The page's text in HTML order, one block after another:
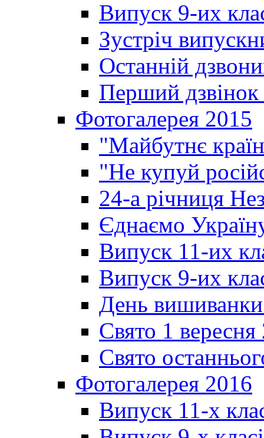
Випуск 9-их
Зустріч
Останній
Перший
Фотогалерея 2015
"Майбутнє
"Не купуй
24-а річниця
Єднаємо
Випуск 11-их
Випуск 9-их
День
Свято 1 вересня
Свято
Фотогалерея 2016
Випуск 11-х